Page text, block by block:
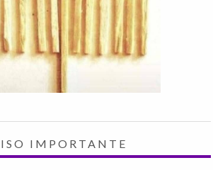
IMPORTANTE